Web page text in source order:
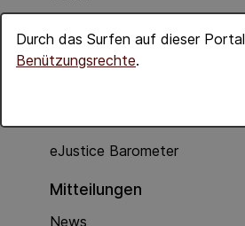
Durch das Surfen auf dieser
Benützungsrechte.
Wirtschaft
eJustice Barometer
Mitteilungen
News